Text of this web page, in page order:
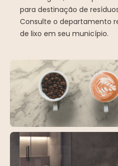
para destinação de
Consulte o departamento
de lixo em seu município.